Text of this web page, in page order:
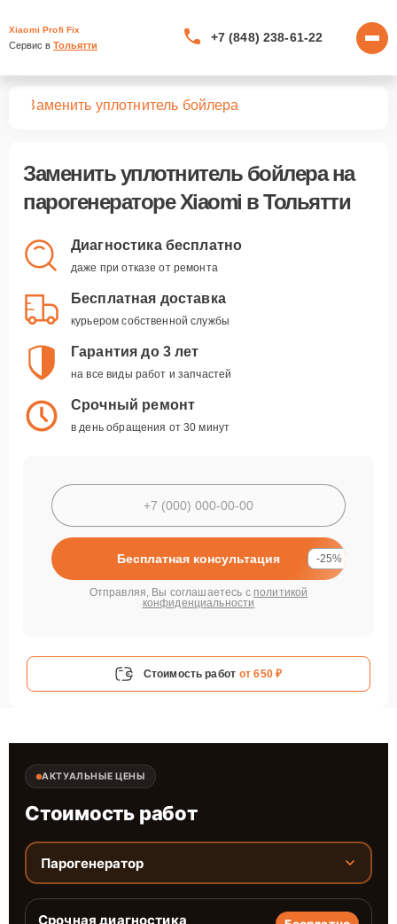
Xiaomi Profi Fix
Сервис в Тольятти
+7 (848) 238-61-22
Заменить уплотнитель бойлера
Заменить уплотнитель бойлерана
парогенераторе Xiaomi в Тольятти
Диагностика бесплатно
даже при отказе от ремонта
Бесплатная доставка
курьером собственной службы
Гарантия до 3 лет
на все виды работ и запчастей
Срочный ремонт
в день обращения от 30 минут
Бесплатная консультация -25%
Отправляя, Вы соглашаетесь с политикой
конфиденциальности
Стоимость работ от 650 ₽
АКТУАЛЬНЫЕ ЦЕНЫ
Стоимость работ
Парогенератор
Срочная диагностика